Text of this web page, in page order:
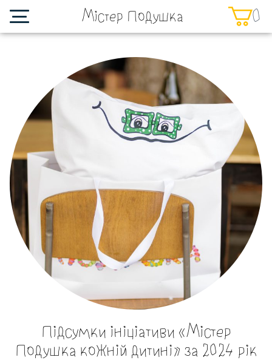
Містер Подушка 0
Підсумки ініціативи «Містер
Подушка кожній дитині» за 2024 рік